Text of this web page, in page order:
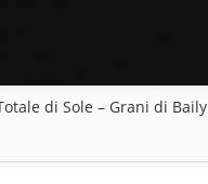
di Sole – Grani di Baily